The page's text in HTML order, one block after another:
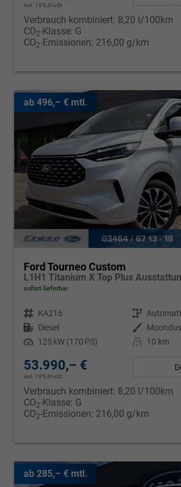
incl. 19% MwSt.
Verbrauch kombiniert: 8,20 l/100km
CO2-Klasse: G
CO2-Emissionen: 216,00 g/km
ab 496,– € mtl.
Ford Tourneo Custom
L1H1 Titanium X Top Plus
sofort lieferbar
Fahrzeugnr. KA216 Getriebe
Kraftstoff Diesel Außenfarbe
Leistung 125 kW (170 PS) Kilometerstand 10 km
53.990,– €
incl. 19% MwSt.
Verbrauch kombiniert: 8,20 l/100km
CO2-Klasse: G
CO2-Emissionen: 216,00 g/km
ab 285,– € mtl.